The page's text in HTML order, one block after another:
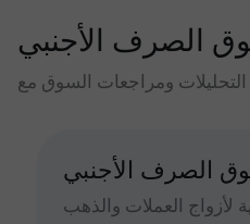
الصرف الأجنبي
الصرف الأجنبي
لأزواج العملات والذهب